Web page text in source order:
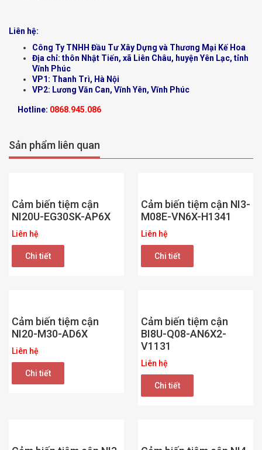
Liên hệ:
Công Ty TNHH Đầu Tư Xây Dựng và Thương Mại Kế Hoa
Địa chỉ: thôn Nhật Tiến, xã Liên Châu, huyện Yên Lạc, tỉnh
Vĩnh Phúc
VP1: Thanh Trì, Hà Nội
VP2: Lương Văn Can, Vĩnh Yên, Vĩnh Phúc
Hotline: 0868.945.086
Sản phẩm liên quan
Cảm biến tiệm cận
NI20U-EG30SK-AP6X
Liên hệ
Chi tiết
Cảm biến tiệm cận NI3-
M08E-VN6X-H1341
Liên hệ
Chi tiết
Cảm biến tiệm cận
NI20-M30-AD6X
Liên hệ
Chi tiết
Cảm biến tiệm cận
BI8U-Q08-AN6X2-
V1131
Liên hệ
Chi tiết